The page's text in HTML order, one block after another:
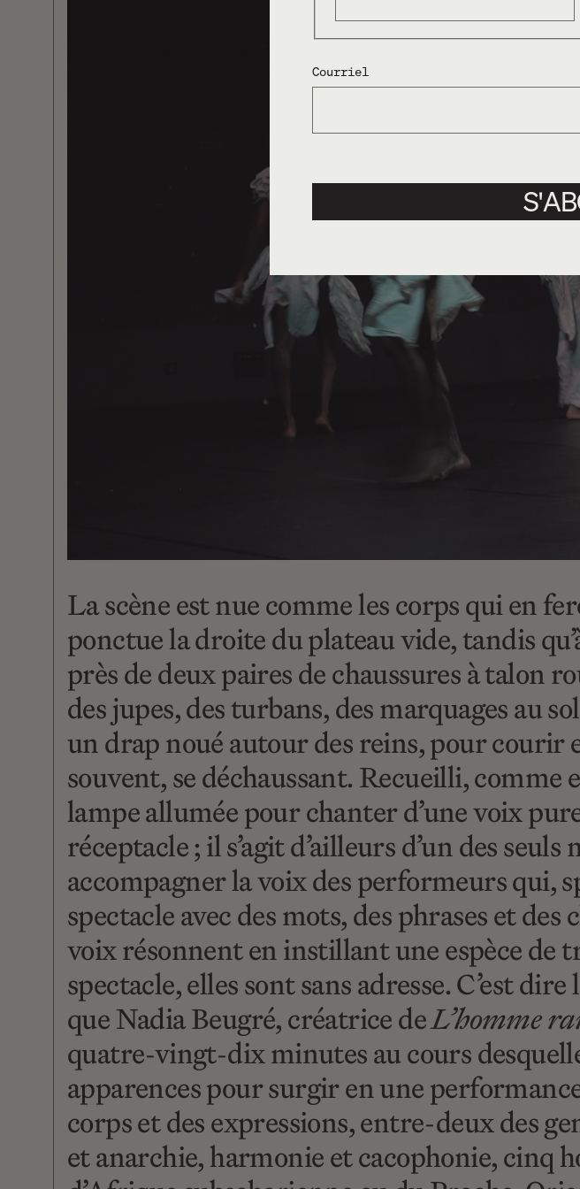
La scène est nue comme les corps qui en
ponctue la droite du plateau vide, tandis
près de deux paires de chaussures à talon
des jupes, des turbans, des marquages au
un drap noué autour des reins, pour courir
souvent, se déchaussant. Recueilli, comme
lampe allumée pour chanter d’une voix
réceptacle ; il s’agit d’ailleurs d’un des
accompagner la voix des performeurs
spectacle avec des mots, des phrases et
voix résonnent en instillant une espèce de
spectacle, elles sont sans adresse. C’est
que Nadia Beugré, créatrice deL’homme
quatre-vingt-dix minutes au cours
apparences pour surgir en une
corps et des expressions, entre-deux des
et anarchie, harmonie et cacophonie, cinq
Courriel